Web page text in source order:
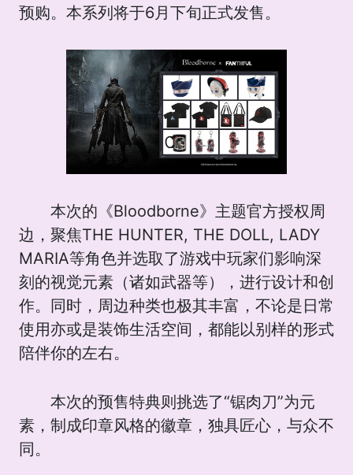
预购。本系列将于6月下旬正式发售。
本次的《Bloodborne》主题官方授权周
边，聚焦THE HUNTER, THE DOLL, LADY
MARIA等角色并选取了游戏中玩家们影响深
刻的视觉元素（诸如武器等），进行设计和创
作。同时，周边种类也极其丰富，不论是日常
使用亦或是装饰生活空间，都能以别样的形式
陪伴你的左右。
本次的预售特典则挑选了“锯肉刀”为元
素，制成印章风格的徽章，独具匠心，与众不
同。